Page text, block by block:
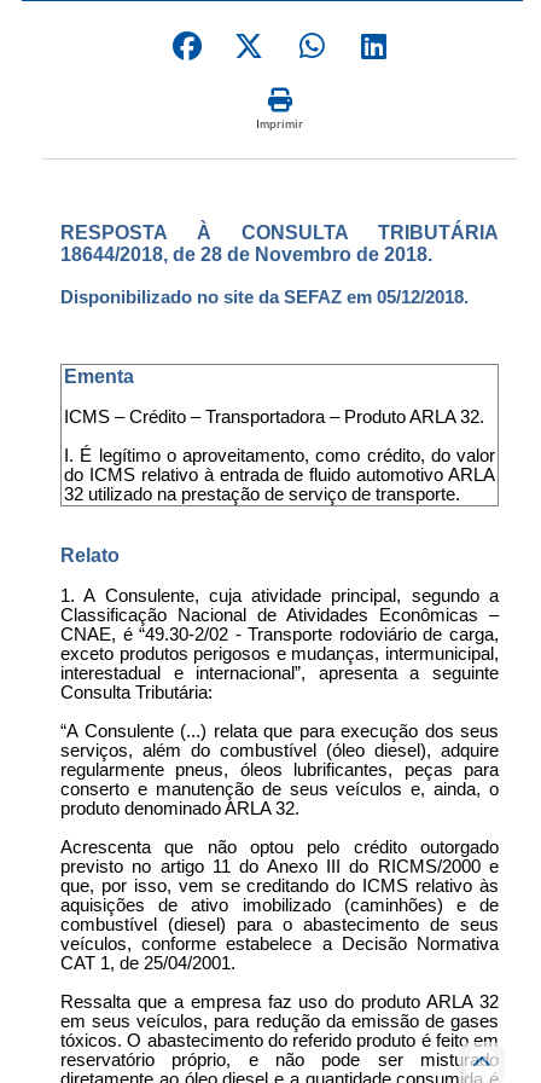
Imprimir
RESPOSTA À CONSULTA TRIBUTÁRIA
18644/2018, de 28 de Novembro de 2018.
Disponibilizado no site da SEFAZ em 05/12/2018.
Ementa
ICMS – Crédito – Transportadora – Produto ARLA 32.
I. É legítimo o aproveitamento, como crédito, do valor
do ICMS relativo à entrada de fluido automotivo ARLA
32 utilizado na prestação de serviço de transporte.
Relato
1. A Consulente, cuja atividade principal, segundo a
Classificação Nacional de Atividades Econômicas –
CNAE, é “49.30-2/02 - Transporte rodoviário de carga,
exceto produtos perigosos e mudanças, intermunicipal,
interestadual e internacional”, apresenta a seguinte
Consulta Tributária:
“A Consulente (...) relata que para execução dos seus
serviços, além do combustível (óleo diesel), adquire
regularmente pneus, óleos lubrificantes, peças para
conserto e manutenção de seus veículos e, ainda, o
produto denominado ARLA 32.
Acrescenta que não optou pelo crédito outorgado
previsto no artigo 11 do Anexo III do RICMS/2000 e
que, por isso, vem se creditando do ICMS relativo às
aquisições de ativo imobilizado (caminhões) e de
combustível (diesel) para o abastecimento de seus
veículos, conforme estabelece a Decisão Normativa
CAT 1, de 25/04/2001.
Ressalta que a empresa faz uso do produto ARLA 32
em seus veículos, para redução da emissão de gases
tóxicos. O abastecimento do referido produto é feito em
reservatório próprio, e não pode ser misturado